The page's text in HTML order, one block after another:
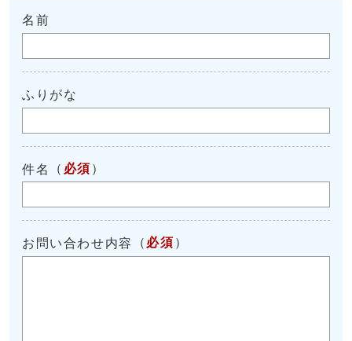
名前
ふりがな
件名 （ 必須 ）
お問い合わせ内容 （ 必須 ）